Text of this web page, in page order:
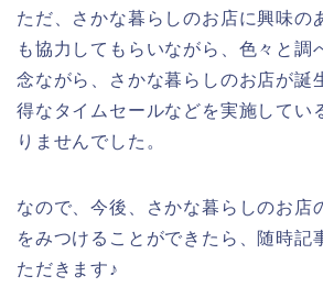
ただ、さかな暮らしのお店に興味の
も協力してもらいながら、色々と調
念ながら、さかな暮らしのお店が誕
得なタイムセールなどを実施してい
りませんでした。
なので、今後、さかな暮らしのお店
をみつけることができたら、随時記
ただきます♪